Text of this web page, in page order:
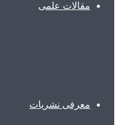
مقالات علمی
معرفی نشریات